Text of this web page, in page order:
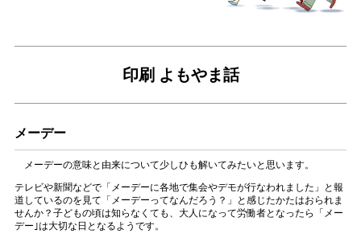
印刷 よもやま話
メーデー
メーデーの意味と由来について少しひも解いてみたいと思います。
テレビや新聞などで「メーデーに各地で集会やデモが行なわれました」と報
道しているのを見て「メーデーってなんだろう？」と感じたかたはおられま
せんか？子どもの頃は知らなくても、大人になって労働者となったら「メー
デー｣は大切な日となるようです。